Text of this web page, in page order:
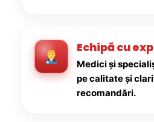
Echipă cu
Medici și
pe calitate și
recomandări.